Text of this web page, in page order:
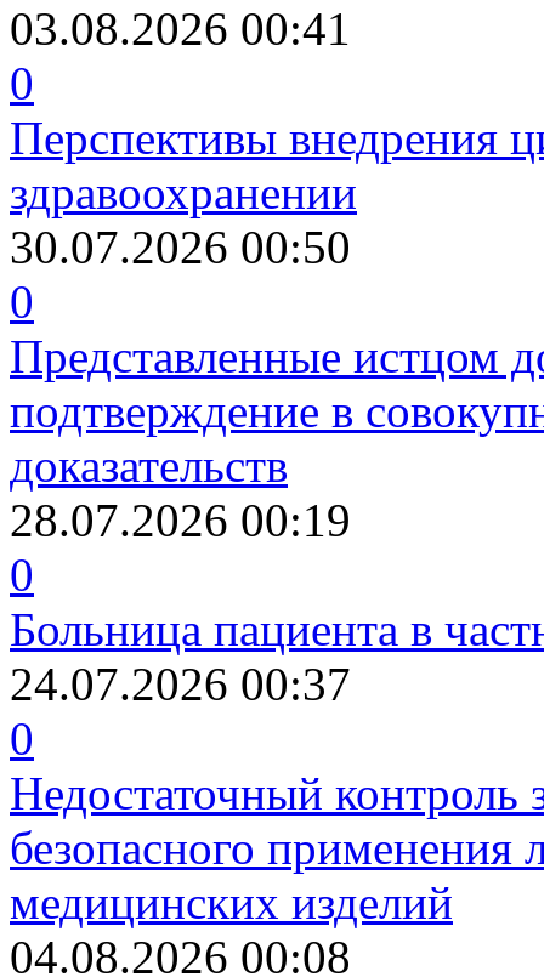
03.08.2026 00:41
0
Перспективы внедрения
здравоохранении
30.07.2026 00:50
0
Представленные истцом
подтверждение в
доказательств
28.07.2026 00:19
0
Больница пациента в
24.07.2026 00:37
0
Недостаточный контроль
безопасного применения
медицинских изделий
04.08.2026 00:08